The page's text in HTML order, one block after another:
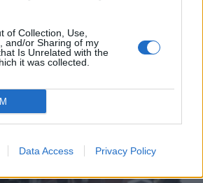
of Collection, Use,
and/or Sharing of my
Is Unrelated with the
it was collected.
Data Access Privacy Policy